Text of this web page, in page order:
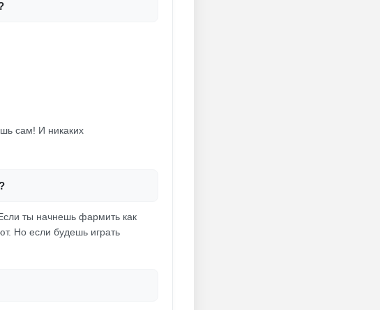
сам! И никаких
ты начнешь фармить как
Но если будешь играть